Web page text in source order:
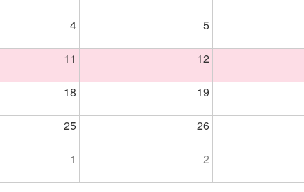
4 5
11 12
18 19
25 26
1 2